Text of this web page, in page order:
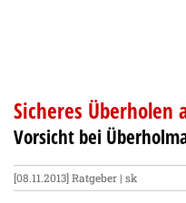
Sicheres Überholen
Vorsicht bei
[08.11.2013]Ratgeber | sk